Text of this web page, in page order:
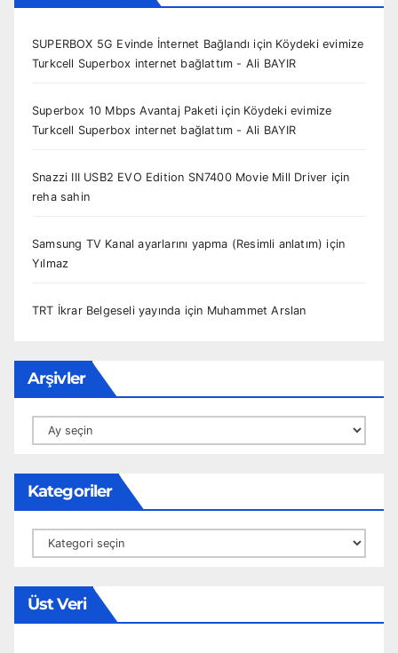
SUPERBOX 5G Evinde İnternet Bağlandı için Köydeki evimize
Turkcell Superbox internet bağlattım - Ali BAYIR
Superbox 10 Mbps Avantaj Paketi için Köydeki evimize
Turkcell Superbox internet bağlattım - Ali BAYIR
Snazzi III USB2 EVO Edition SN7400 Movie Mill Driver için
reha sahin
Samsung TV Kanal ayarlarını yapma (Resimli anlatım) için
Yılmaz
TRT İkrar Belgeseli yayında için Muhammet Arslan
Arşivler
Arşivler
Kategoriler
Kategoriler
Üst Veri